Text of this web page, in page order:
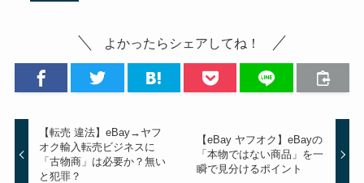
よかったらシェアしてね！
【転売 違法】eBay→ヤフ
オク輸入転売ビジネスに
「古物商」は必要か？無い
と犯罪？
【eBay ヤフオク】eBayの
「本物ではない商品」を一
瞬で見分けるポイント